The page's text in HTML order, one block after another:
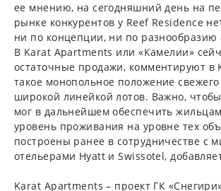
ее мнению, на сегодняшний день на
рынке конкурентов у Reef Residence
ни по концепции, ни по разнообразию
В Karat Apartments или «Камелии»
остаточные продажи, комментируют в
такое монопольное положение свежего
широкой линейкой лотов. Важно,
мог в дальнейшем обеспечить
уровень проживания на уровне тех
построены ранее в сотрудничестве с
отельерами Hyatt и Swissotel,
Karat Apartments – проект ГК